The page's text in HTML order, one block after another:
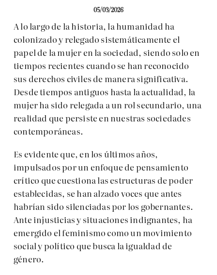
05/03/2026
A lo largo de la historia, la humanidad ha
colonizado y relegado sistemáticamente el
papel de la mujer en la sociedad, siendo solo en
tiempos recientes cuando se han reconocido
sus derechos civiles de manera significativa.
Desde tiempos antiguos hasta la actualidad, la
mujer ha sido relegada a un rol secundario, una
realidad que persiste en nuestras sociedades
contemporáneas.
Es evidente que, en los últimos años,
impulsados por un enfoque de pensamiento
crítico que cuestiona las estructuras de poder
establecidas, se han alzado voces que antes
habrían sido silenciadas por los gobernantes.
Ante injusticias y situaciones indignantes, ha
emergido el feminismo como un movimiento
social y político que busca la igualdad de
género.